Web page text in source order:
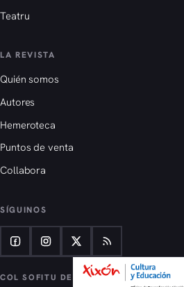
Teatru
LA REVISTA
Quién somos
Autores
Hemeroteca
Puntos de venta
Collabora
SÍGUINOS
COL SOFITU DE